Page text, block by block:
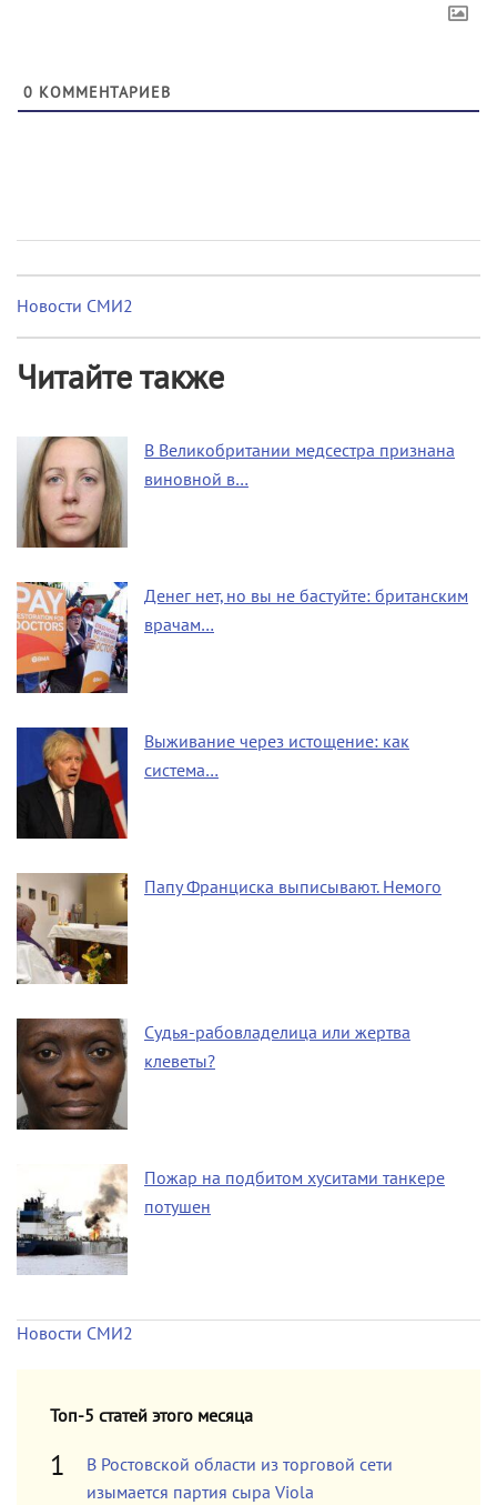
0 КОММЕНТАРИЕВ
Новости СМИ2
Читайте также
В Великобритании медсестра признана
виновной в…
Денег нет, но вы не бастуйте: британским
врачам…
Выживание через истощение: как
система…
Папу Франциска выписывают. Немого
Судья-рабовладелица или жертва
клеветы?
Пожар на подбитом хуситами танкере
потушен
Новости СМИ2
Топ-5 статей этого месяца
В Ростовской области из торговой сети
изымается партия сыра Viola